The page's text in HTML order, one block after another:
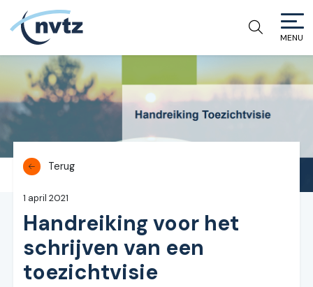
NVTZ
MENU
Terug
1 april 2021
Handreiking voor het
schrijven van een
toezichtvisie